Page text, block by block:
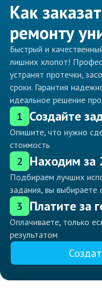
Как
ремонту
Быстрый и
лишних хлопот!
устранят протечки,
сроки. Гарантия
идеальное решение
1 Создайте
Опишите, что нужно
стоимость
2 Находим за
Подбираем лучших
задания, вы выбираете
3 Платите за
Оплачиваете, только
результатом